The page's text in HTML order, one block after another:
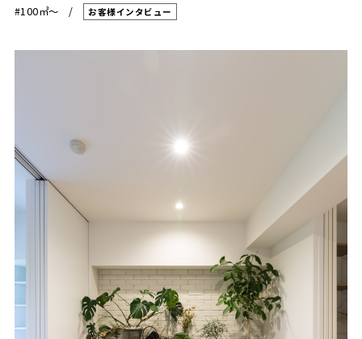
#100㎡〜 お客様インタビュー